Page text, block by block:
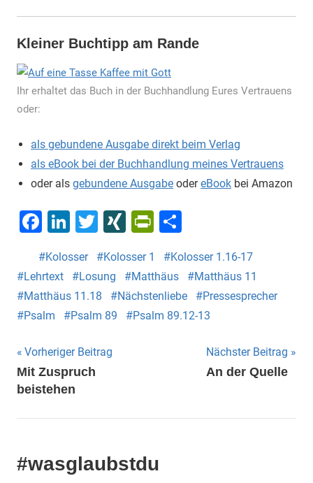
Kleiner Buchtipp am Rande
Ihr erhaltet das Buch in der Buchhandlung Eures Vertrauens
oder:
als gebundene Ausgabe direkt beim Verlag
als eBook bei der Buchhandlung meines Vertrauens
oder als gebundene Ausgabe odereBook bei Amazon
Facebook
LinkedIn
Twitter
XINGPrintFriendly
Kolosser Kolosser 1
Kolosser 1.16-17
Lehrtext
Losung Matthäus
Matthäus 11
Matthäus 11.18
Nächstenliebe
Pressesprecher
Psalm
Psalm 89 Psalm 89.12-13
Beitragsnavigation
Vorheriger Beitrag
Mit Zuspruch
beistehen
Nächster Beitrag
An der Quelle
#wasglaubstdu